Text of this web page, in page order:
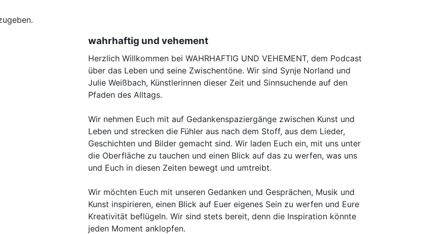
wahrhaftig und vehement
Herzlich Willkommen bei WAHRHAFTIG UND VEHEMENT, dem Podcast
über das Leben und seine Zwischentöne. Wir sind Synje Norland und
Julie Weißbach, Künstlerinnen dieser Zeit und Sinnsuchende auf den
Pfaden des Alltags.
Wir nehmen Euch mit auf Gedankenspaziergänge zwischen Kunst und
Leben und strecken die Fühler aus nach dem Stoff, aus dem Lieder,
Geschichten und Bilder gemacht sind. Wir laden Euch ein, mit uns unter
die Oberfläche zu tauchen und einen Blick auf das zu werfen, was uns
und Euch in diesen Zeiten bewegt und umtreibt.
Wir möchten Euch mit unseren Gedanken und Gesprächen, Musik und
Kunst inspirieren, einen Blick auf Euer eigenes Sein zu werfen und Eure
Kreativität beflügeln. Wir sind stets bereit, denn die Inspiration könnte
jeden Moment anklopfen.